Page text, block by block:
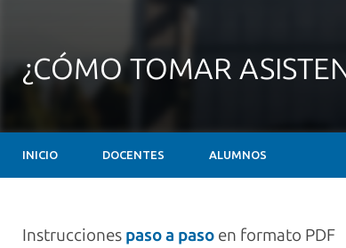
¿CÓMO TOMAR
INICIO DOCENTES ALUMNOS
Instrucciones paso a paso en formato PDF